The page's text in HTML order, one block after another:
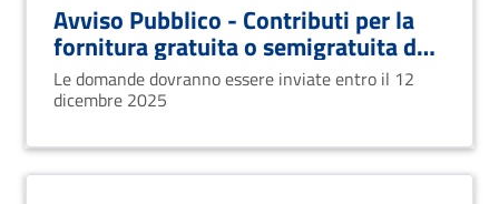
Avviso Pubblico - Contributi per la
fornitura gratuita o semigratuita dei
libri di testo a.s. 2025/2026
Le domande dovranno essere inviate entro il 12
dicembre 2025